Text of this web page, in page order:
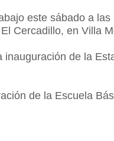
este sábado a
Cercadillo, en Villa
de la
de la Escuela